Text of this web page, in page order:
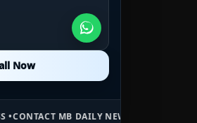
Now
Now
NEWS •ADVERTISE HERE •